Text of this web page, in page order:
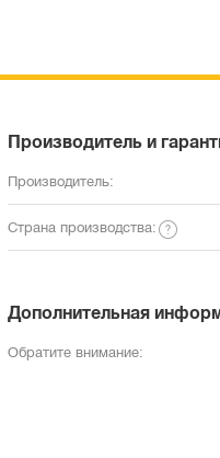
Производитель и
Производитель:
Страна производства:
Дополнительная
Обратите внимание: